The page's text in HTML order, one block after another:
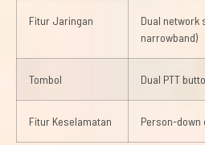
Fitur Jaringan
Dual network
narrowband)
Tombol Dual PTT
Fitur Keselamatan Person-down